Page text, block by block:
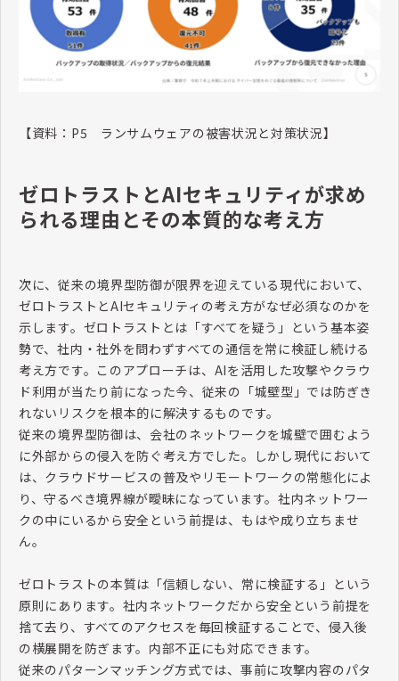
【資料： P5 ランサムウェアの被害状況と対策状況】
ゼロトラストとAIセキュリティが求め
られる理由とその本質的な考え方
次に、従来の境界型防御が限界を迎えている現代において、
ゼロトラストとAIセキュリティの考え方がなぜ必須なのかを
示します。ゼロトラストとは「すべてを疑う」という基本姿
勢で、社内・社外を問わずすべての通信を常に検証し続ける
考え方です。このアプローチは、 AIを活用した攻撃やクラウ
ド利用が当たり前になった今、従来の「城壁型」では防ぎき
れないリスクを根本的に解決するものです。
従来の境界型防御は、会社のネットワークを城壁で囲むよう
に外部からの侵入を防ぐ考え方でした。しかし現代において
は、クラウドサービスの普及やリモートワークの常態化によ
り、守るべき境界線が曖昧になっています。社内ネットワー
クの中にいるから安全という前提は、もはや成り立ちませ
ん。
ゼロトラストの本質は「信頼しない、常に検証する」という
原則にあります。社内ネットワークだから安全という前提を
捨て去り、すべてのアクセスを毎回検証することで、侵入後
の横展開を防ぎます。内部不正にも対応できます。
従来のパターンマッチング方式では、事前に攻撃内容のパタ